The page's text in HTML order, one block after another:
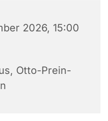
2026, 15:00
Otto-Prein-